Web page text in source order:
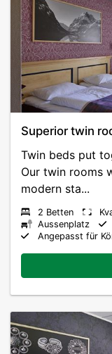
Superior twin
Twin beds put
Our twin rooms
modern sta...
2 Betten
Aussenplatz
Angepasst für